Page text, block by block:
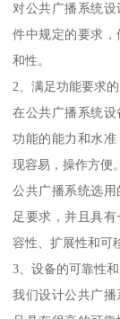
对公共广播系统
件中规定的要求
和性。
2、满足功能要求
在公共广播系统
功能的能力和水
现容易，操作方便。
公共广播系统选
足要求，并且具
容性、扩展性和可
3、设备的可靠性和
我们设计公共广